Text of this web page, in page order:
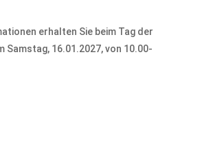
erhalten Sie beim Tag der
Samstag, 16.01.2027, von 10.00-